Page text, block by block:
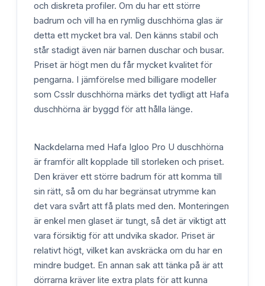
och diskreta profiler. Om du har ett större
badrum och vill ha en rymlig duschhörna glas är
detta ett mycket bra val. Den känns stabil och
står stadigt även när barnen duschar och busar.
Priset är högt men du får mycket kvalitet för
pengarna. I jämförelse med billigare modeller
som Csslr duschhörna märks det tydligt att Hafa
duschhörna är byggd för att hålla länge.
Nackdelarna med Hafa Igloo Pro U duschhörna
är framför allt kopplade till storleken och priset.
Den kräver ett större badrum för att komma till
sin rätt, så om du har begränsat utrymme kan
det vara svårt att få plats med den. Monteringen
är enkel men glaset är tungt, så det är viktigt att
vara försiktig för att undvika skador. Priset är
relativt högt, vilket kan avskräcka om du har en
mindre budget. En annan sak att tänka på är att
dörrarna kräver lite extra plats för att kunna